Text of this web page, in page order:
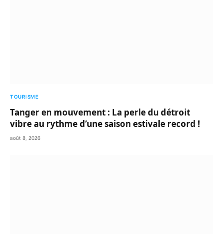
TOURISME
Tanger en mouvement : La perle du détroit
vibre au rythme d’une saison estivale record !
août 8, 2026